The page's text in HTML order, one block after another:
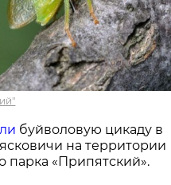
буйволовую цикаду в
на территории
парка «Припятский».